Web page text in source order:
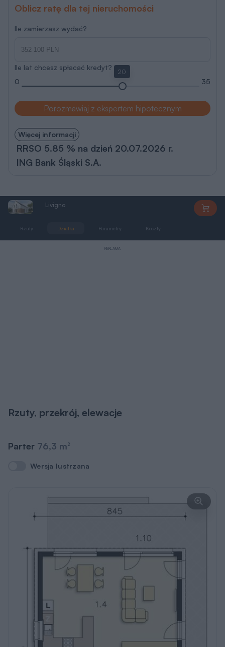
Oblicz ratę dla tej nieruchomości
Ile zamierzasz wydać?
Ile lat chcesz spłacać kredyt?
0
20
35
Porozmawiaj z ekspertem hipotecznym
Więcej informacji
RRSO 5.85 % na dzień 20.07.2026 r.
ING Bank Śląski S.A.
Livigno
Rzuty Działka Parametry Koszty
REKLAMA
Rzuty, przekrój, elewacje
Parter 76,3 m2
Wersja lustrzana
Wersja lustrzana